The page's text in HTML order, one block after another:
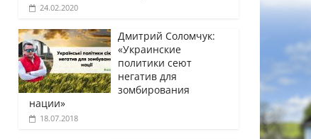
24.02.2020
Дмитрий Соломчук:
«Украинские
политики сеют
негатив для
зомбирования
нации»
18.07.2018